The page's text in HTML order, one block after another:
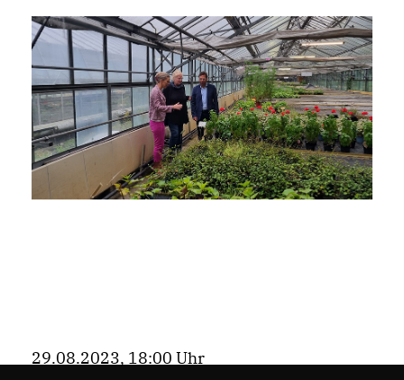
29.08.2023, 18:00 Uhr